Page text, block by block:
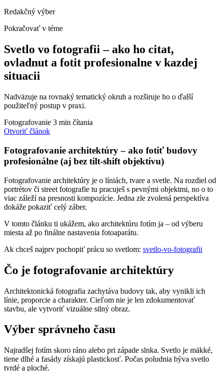
Redakčný výber
Pokračovať v téme
Svetlo vo fotografii – ako ho citat,
ovladnut a fotit profesionalne v kazdej
situacii
Nadväzuje na rovnaký tematický okruh a rozširuje ho o ďalší
použiteľný postup v praxi.
Fotografovanie 3 min čítania
Otvoriť článok
Fotografovanie architektúry – ako fotiť budovy
profesionálne (aj bez tilt-shift objektívu)
Fotografovanie architektúry je o líniách, tvare a svetle. Na rozdiel od
portrétov či street fotografie tu pracuješ s pevnými objektmi, no o to
viac záleží na presnosti kompozície. Jedna zle zvolená perspektíva
dokáže pokaziť celý záber.
V tomto článku ti ukážem, ako architektúru fotím ja – od výberu
miesta až po finálne nastavenia fotoaparátu.
Ak chceš najprv pochopiť prácu so svetlom: svetlo-vo-fotografii
Čo je fotografovanie architektúry
Architektonická fotografia zachytáva budovy tak, aby vynikli ich
línie, proporcie a charakter. Cieľom nie je len zdokumentovať
stavbu, ale vytvoriť vizuálne silný obraz.
Výber správneho času
Najradšej fotím skoro ráno alebo pri západe slnka. Svetlo je mäkké,
tiene dlhé a fasády získajú plastickosť. Počas poludnia býva svetlo
tvrdé a ploché.